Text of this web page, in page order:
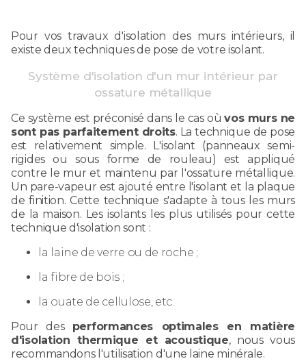
Pour vos travaux d'isolation des murs intérieurs, il
existe deux techniques de pose de votre isolant.
Système d'isolation d'un mur intérieur par
ossature métallique
Ce système est préconisé dans le cas oùvos murs ne
sont pas parfaitement droits. La technique de pose
est relativement simple. L'isolant (panneaux semi-
rigides ou sous forme de rouleau) est appliqué
contre le mur et maintenu par l'ossature métallique.
Un pare-vapeur est ajouté entre l'isolant et la plaque
de finition. Cette technique s'adapte à tous les murs
de la maison. Les isolants les plus utilisés pour cette
technique d'isolation sont :
la laine de verre ou de roche ;
la fibre de bois ;
la ouate de cellulose, etc.
Pour des performances optimales en matière
d'isolation thermique et acoustique, nous vous
recommandons l'utilisation d'une laine minérale.